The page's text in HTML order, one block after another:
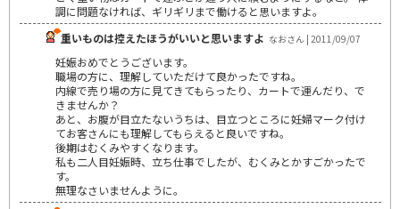
調に問題なければ、ギリギリまで働けると思いますよ。
重いものは控えたほうがいいと思いますよ なおさん | 2011/09/07
妊娠おめでとうございます。
職場の方に、理解していただけて良かったですね。
内線で売り場の方に見てきてもらったり、カートで運んだり、で
きませんか？
あと、お腹が目立たないうちは、目立つところに妊婦マーク付け
てお客さんにも理解してもらえると良いですね。
後期はむくみやすくなります。
私も二人目妊娠時、立ち仕事でしたが、むくみとかすごかったで
す。
無理なさいませんように。